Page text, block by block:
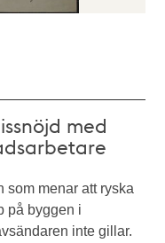
med
som menar att ryska
på byggen i
inte gillar.